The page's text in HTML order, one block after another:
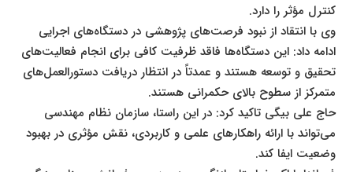
کنترل مؤثر را دارد.
وی با انتقاد از نبود فرصت‌های پژوهشی در دستگاه‌های اجرایی
ادامه داد: این دستگاه‌ها فاقد ظرفیت کافی برای انجام فعالیت‌های
تحقیق و توسعه هستند و عمدتاً در انتظار دریافت دستورالعمل‌های
متمرکز از سطوح بالای حکمرانی هستند.
حاج علی بیگی تاکید کرد: در این راستا، سازمان نظام مهندسی
می‌تواند با ارائه راهکارهای علمی و کاربردی، نقش مؤثری در بهبود
وضعیت ایفا کند.